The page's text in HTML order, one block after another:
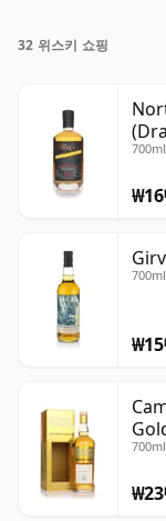
년)이라고 적혀 있
위스키는 병입되
성되는 와인과 다
간이 멈춘 상태로,
32 위스키 쇼핑
₩16
₩15
₩23